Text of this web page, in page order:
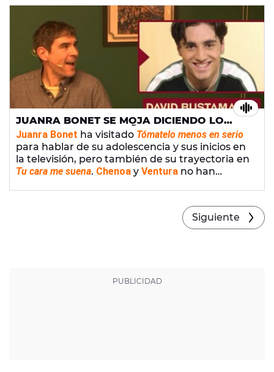
abordado sus inicios en televisión y su presente
como concursante. También nos visita La
Quinqui para repasar los momentos más
vergonzosos en concursos y Samantha
Ballentines para poner al invitado en los
supuestos más locos.
JUANRA BONET SE MOJA DICIENDO LO
PEOR DE SUS COMPAÑEROS Y DEL JURADO
DE ‘TU CARA ME SUENA’
Juanra Bonet ha visitado Tómatelo menos en serio
para hablar de su adolescencia y sus inicios en
la televisión, pero también de su trayectoria en
Tu cara me suena. Chenoa y Ventura no han
Siguiente